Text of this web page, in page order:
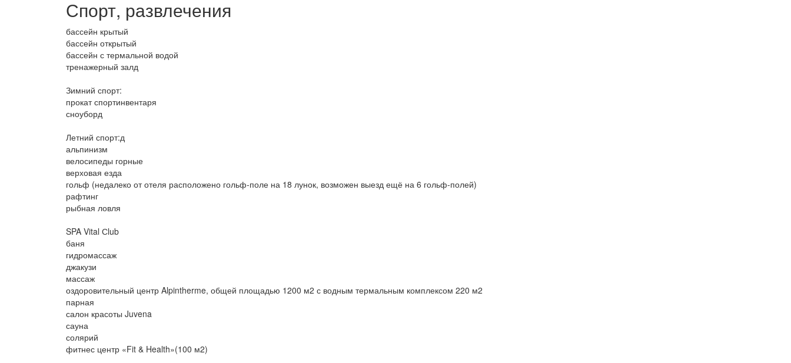
Спорт, развлечения
бассейн крытый
бассейн открытый
бассейн с термальной водой
тренажерный залд
Зимний спорт:
прокат спортинвентаря
сноуборд
Летний спорт:д
альпинизм
велосипеды горные
верховая езда
гольф (недалеко от отеля расположено гольф-поле на 18 лунок, возможен выезд ещё на 6 гольф-полей)
рафтинг
рыбная ловля
SPA Vital Сlub
баня
гидромассаж
джакузи
массаж
оздоровительный центр Alpintherme, общей площадью 1200 м2 с водным термальным комплексом 220 м2
парная
салон красоты Juvena
сауна
солярий
фитнес центр «Fit & Health»(100 м2)